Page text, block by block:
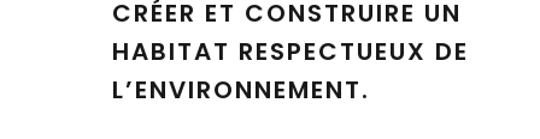
CRÉER ET CONSTRUIRE UN
HABITAT RESPECTUEUX DE
L’ENVIRONNEMENT.